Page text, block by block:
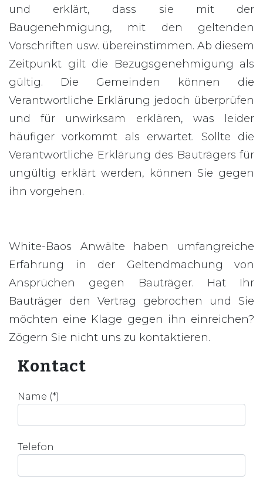
und erklärt, dass sie mit der
Baugenehmigung, mit den geltenden
Vorschriften usw. übereinstimmen. Ab diesem
Zeitpunkt gilt die Bezugsgenehmigung als
gültig. Die Gemeinden können die
Verantwortliche Erklärung jedoch überprüfen
und für unwirksam erklären, was leider
häufiger vorkommt als erwartet. Sollte die
Verantwortliche Erklärung des Bauträgers für
ungültig erklärt werden, können Sie gegen
ihn vorgehen.
White-Baos Anwälte haben umfangreiche
Erfahrung in der Geltendmachung von
Ansprüchen gegen Bauträger. Hat Ihr
Bauträger den Vertrag gebrochen und Sie
möchten eine Klage gegen ihn einreichen?
Zögern Sie nicht uns zu kontaktieren.
Kontact
Name (*)
Telefon